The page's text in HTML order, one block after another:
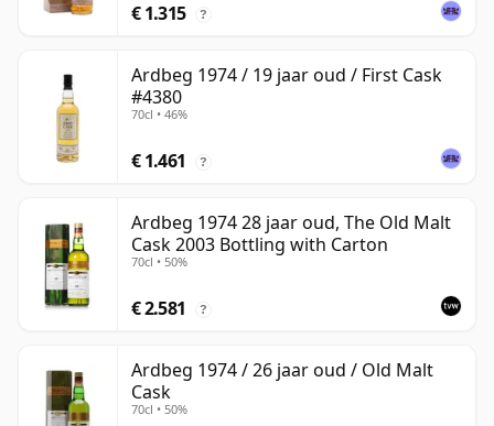
€ 1.315 ?
Ardbeg 1974 / 19 jaar oud / First Cask
#4380
70cl • 46%
€ 1.461 ?
Ardbeg 1974 28 jaar oud, The Old Malt
Cask 2003 Bottling with Carton
70cl • 50%
€ 2.581 ?
Ardbeg 1974 / 26 jaar oud / Old Malt
Cask
70cl • 50%